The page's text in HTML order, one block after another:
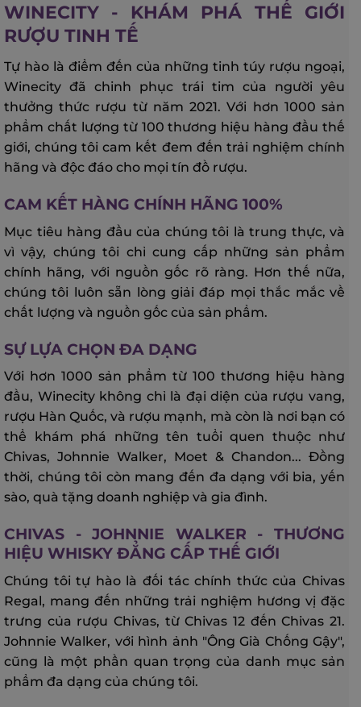
WINECITY - KHÁM PHÁ THẾ GIỚI
RƯỢU TINH TẾ
Tự hào là điểm đến của những tinh túy rượu ngoại,
Winecity đã chinh phục trái tim của người yêu
thưởng thức rượu từ năm 2021. Với hơn 1000 sản
phẩm chất lượng từ 100 thương hiệu hàng đầu thế
giới, chúng tôi cam kết đem đến trải nghiệm chính
hãng và độc đáo cho mọi tín đồ rượu.
CAM KẾT HÀNG CHÍNH HÃNG 100%
Mục tiêu hàng đầu của chúng tôi là trung thực, và
vì vậy, chúng tôi chỉ cung cấp những sản phẩm
chính hãng, với nguồn gốc rõ ràng. Hơn thế nữa,
chúng tôi luôn sẵn lòng giải đáp mọi thắc mắc về
chất lượng và nguồn gốc của sản phẩm.
SỰ LỰA CHỌN ĐA DẠNG
Với hơn 1000 sản phẩm từ 100 thương hiệu hàng
đầu, Winecity không chỉ là đại diện của rượu vang,
rượu Hàn Quốc, và rượu mạnh, mà còn là nơi bạn có
thể khám phá những tên tuổi quen thuộc như
Chivas, Johnnie Walker, Moet & Chandon... Đồng
thời, chúng tôi còn mang đến đa dạng với bia, yến
sào, quà tặng doanh nghiệp và gia đình.
CHIVAS - JOHNNIE WALKER - THƯƠNG
HIỆU WHISKY ĐẲNG CẤP THẾ GIỚI
Chúng tôi tự hào là đối tác chính thức của Chivas
Regal, mang đến những trải nghiệm hương vị đặc
trưng của rượu Chivas, từ Chivas 12 đến Chivas 21.
Johnnie Walker, với hình ảnh "Ông Già Chống Gậy",
cũng là một phần quan trọng của danh mục sản
phẩm đa dạng của chúng tôi.